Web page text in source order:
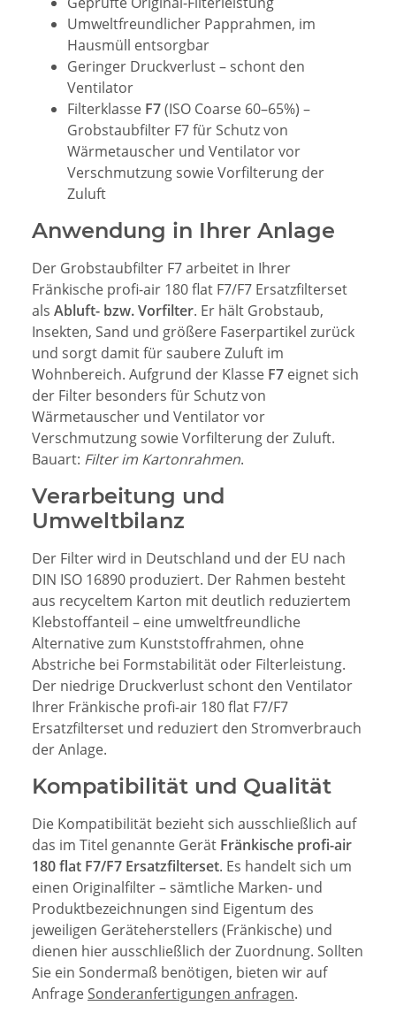
Umweltfreundlicher Papprahmen, im
Hausmüll entsorgbar
Geringer Druckverlust – schont den
Ventilator
Filterklasse F7(ISO Coarse 60–65%) –
Grobstaubfilter F7 für Schutz von
Wärmetauscher und Ventilator vor
Verschmutzung sowie Vorfilterung der
Zuluft
Anwendung in Ihrer Anlage
Der Grobstaubfilter F7 arbeitet in Ihrer
Fränkische profi-air 180 flat F7/F7 Ersatzfilterset
als Abluft- bzw. Vorfilter. Er hält Grobstaub,
Insekten, Sand und größere Faserpartikel zurück
und sorgt damit für saubere Zuluft im
Wohnbereich. Aufgrund der Klasse F7 eignet sich
der Filter besonders für Schutz von
Wärmetauscher und Ventilator vor
Verschmutzung sowie Vorfilterung der Zuluft.
Bauart: Filter im Kartonrahmen.
Verarbeitung und
Umweltbilanz
Der Filter wird in Deutschland und der EU nach
DIN ISO 16890 produziert. Der Rahmen besteht
aus recyceltem Karton mit deutlich reduziertem
Klebstoffanteil – eine umweltfreundliche
Alternative zum Kunststoffrahmen, ohne
Abstriche bei Formstabilität oder Filterleistung.
Der niedrige Druckverlust schont den Ventilator
Ihrer Fränkische profi-air 180 flat F7/F7
Ersatzfilterset und reduziert den Stromverbrauch
der Anlage.
Kompatibilität und Qualität
Die Kompatibilität bezieht sich ausschließlich auf
das im Titel genannte Gerät Fränkische profi-air
180 flat F7/F7 Ersatzfilterset. Es handelt sich um
einen Originalfilter – sämtliche Marken- und
Produktbezeichnungen sind Eigentum des
jeweiligen Geräteherstellers (Fränkische) und
dienen hier ausschließlich der Zuordnung. Sollten
Sie ein Sondermaß benötigen, bieten wir auf
Anfrage Sonderanfertigungen anfragen.